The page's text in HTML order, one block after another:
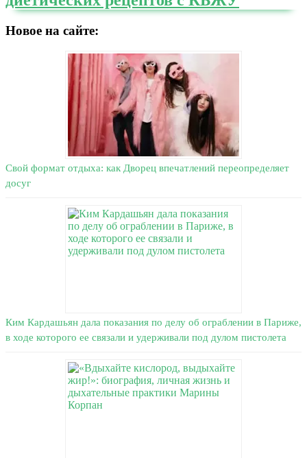
Новое на сайте:
Свой формат отдыха: как Дворец впечатлений переопределяет
досуг
Ким Кардашьян дала показания по делу об ограблении в Париже,
в ходе которого ее связали и удерживали под дулом пистолета